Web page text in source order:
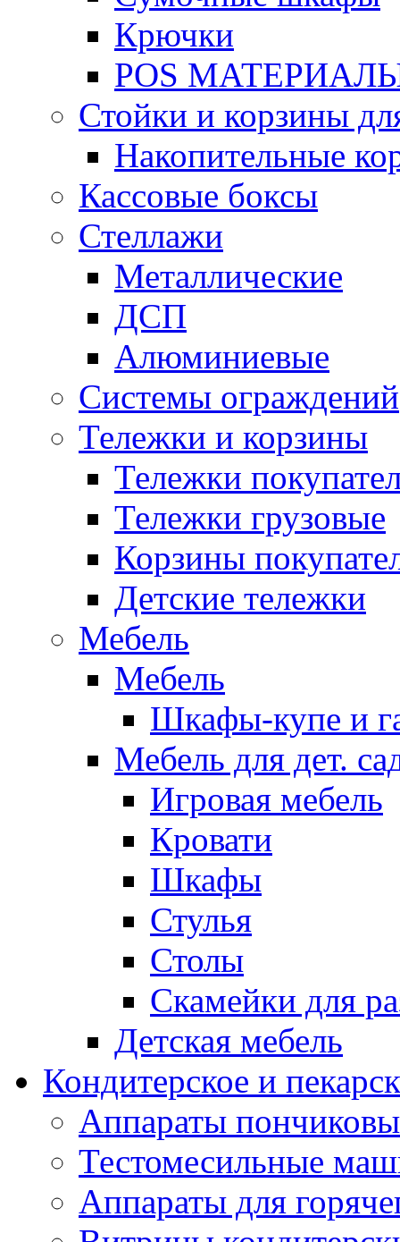
Крючки
POS
Стойки и корзины
Накопительные
Кассовые боксы
Стеллажи
Металлические
ДСП
Алюминиевые
Системы ограждений
Тележки и корзины
Тележки
Тележки грузовые
Корзины
Детские тележки
Мебель
Мебель
Шкафы-купе и
Мебель для дет.
Игровая мебель
Кровати
Шкафы
Стулья
Столы
Скамейки для
Детская мебель
Кондитерское и
Аппараты
Тестомесильные
Аппараты для